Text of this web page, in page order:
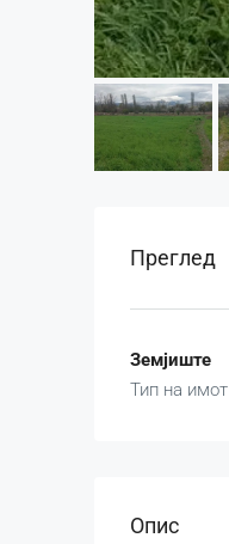
Преглед
Земјиште
Тип на имот
Опис